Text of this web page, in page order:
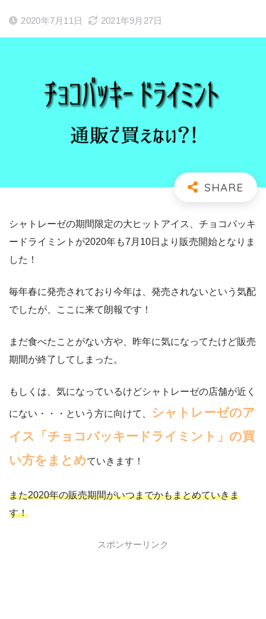
2020年7月11日 2021年9月27日
シャトレーゼの期間限定の大ヒットアイス、チョコバッキ
ードライミントが2020年も7月10日より販売開始となりま
した！
毎年春に発売されており今年は、発売されないという気配
でしたが、ここに来て朗報です！
まだ食べたことがない方や、昨年に気になってたけど販売
期間が終了してしまった。
もしくは、気になっているけどシャトレーゼの店舗が近く
にない・・・という方に向けて、
シャトレーゼのア
イス「チョコバッキードライミント」の買
い方をまとめていきます！
また2020年の販売期間がいつまでかもまとめていきま
す！
スポンサーリンク